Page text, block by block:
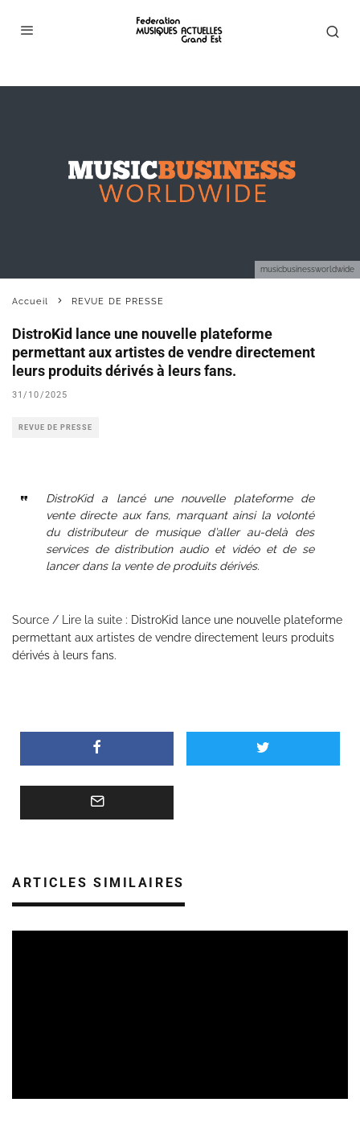
musicbusinessworldwide
Accueil REVUE DE PRESSE
DistroKid lance une nouvelle plateforme
permettant aux artistes de vendre directement
leurs produits dérivés à leurs fans.
31/10/2025
REVUE DE PRESSE
DistroKid a lancé une nouvelle plateforme de
vente directe aux fans, marquant ainsi la volonté
du distributeur de musique d’aller au-delà des
services de distribution audio et vidéo et de se
lancer dans la vente de produits dérivés.
Source / Lire la suite : DistroKid lance une nouvelle plateforme
permettant aux artistes de vendre directement leurs produits
dérivés à leurs fans.
ARTICLES SIMILAIRES